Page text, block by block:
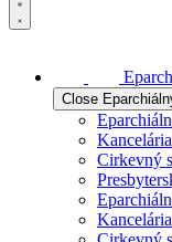
Close
Cirkevný